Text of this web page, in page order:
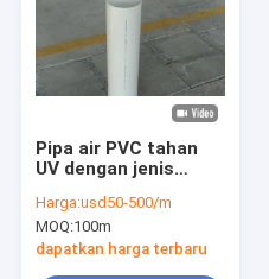
Pipa air PVC tahan
UV dengan jenis
yang diproduksi
dengan metode
ekstrusi
Harga:usd50-500/m
MOQ:100m
dapatkan harga terbaru